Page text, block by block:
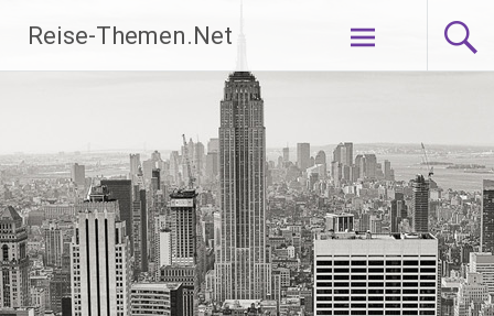
Inhalt
springen
Reise-Themen.Net